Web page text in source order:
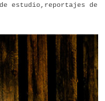
estudio,reportajes de